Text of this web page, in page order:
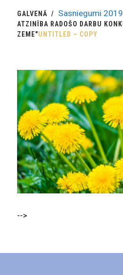
GALVENĀ Sasniegumi
ATZINĪBA RADOŠO DARBU
ZEME"UNTITLED – COPY
-->